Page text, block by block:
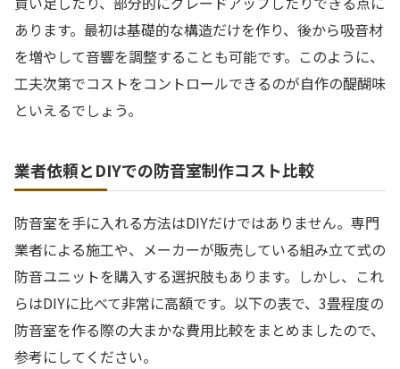
あります。最初は基礎的な構造だけを作り、後から吸音材
を増やして音響を調整することも可能です。このように、
工夫次第でコストをコントロールできるのが自作の醍醐味
といえるでしょう。
業者依頼とDIYでの防音室制作コスト比較
防音室を手に入れる方法はDIYだけではありません。専門
業者による施工や、メーカーが販売している組み立て式の
防音ユニットを購入する選択肢もあります。しかし、これ
らはDIYに比べて非常に高額です。以下の表で、3畳程度の
防音室を作る際の大まかな費用比較をまとめましたので、
参考にしてください。